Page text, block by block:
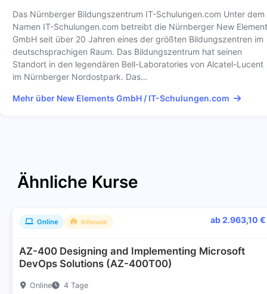
Das Nürnberger Bildungszentrum IT-Schulungen.com Unter dem
Namen IT-Schulungen.com betreibt die Nürnberger New
GmbH seit über 20 Jahren eines der größten Bildungszentren im
deutschsprachigen Raum. Das Bildungszentrum hat seinen
Standort in den legendären Bell-Laboratories von Alcatel-Lucent
im Nürnberger Nordostpark. Das…
Mehr über New Elements GmbH / IT-Schulungen.com
Ähnliche Kurse
Online Inhouse ab 2.963,10 €
AZ-400 Designing and Implementing Microsoft
DevOps Solutions (AZ-400T00)
Online 4 Tage